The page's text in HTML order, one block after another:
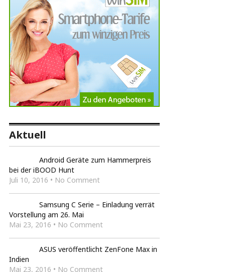
Aktuell
Android Geräte zum Hammerpreis
bei der iBOOD Hunt
Juli 10, 2016 • No Comment
Samsung C Serie – Einladung verrät
Vorstellung am 26. Mai
Mai 23, 2016 • No Comment
ASUS veröffentlicht ZenFone Max in
Indien
Mai 23, 2016 • No Comment